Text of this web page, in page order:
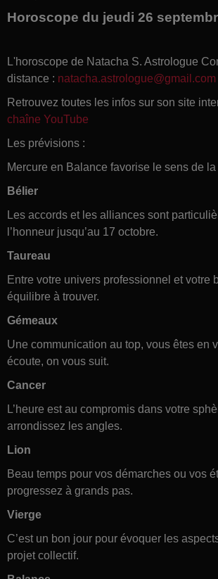
Horoscope du jeudi 26
L'horoscope de Natacha S. Astrologue
distance : natacha.astrologue@gmail.com
Retrouvez toutes les infos sur son site
chaîne YouTube
Les prévisions :
Mercure en Balance favorise le sens de
Bélier
Les accords et les alliances sont
l’honneur jusqu’au 17 octobre.
Taureau
Entre votre univers professionnel et votre
équilibre à trouver.
Gémeaux
Une communication au top, vous êtes en
écoute, on vous suit.
Cancer
L’heure est au compromis dans votre
arrondissez les angles.
Lion
Beau temps pour vos démarches ou vos
progressez à grands pas.
Vierge
C’est un bon jour pour évoquer les
projet collectif.